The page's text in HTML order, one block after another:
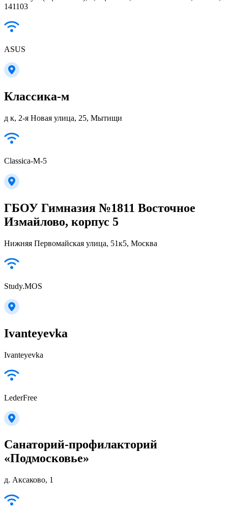
141103
ASUS
Классика-м
д к, 2-я Новая улица, 25, Мытищи
Classica-M-5
ГБОУ Гимназия №1811 Восточное
Измайлово, корпус 5
Нижняя Первомайская улица, 51к5, Москва
Study.MOS
Ivanteyevka
Ivanteyevka
LederFree
Санаторий-профилакторий
«Подмосковье»
д. Аксаково, 1